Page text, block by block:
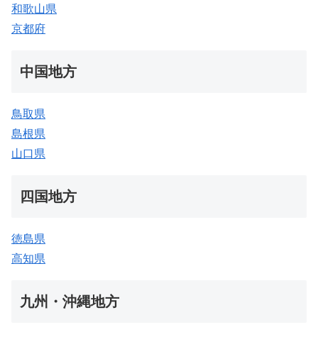
和歌山県
京都府
中国地方
鳥取県
島根県
山口県
四国地方
徳島県
高知県
九州・沖縄地方